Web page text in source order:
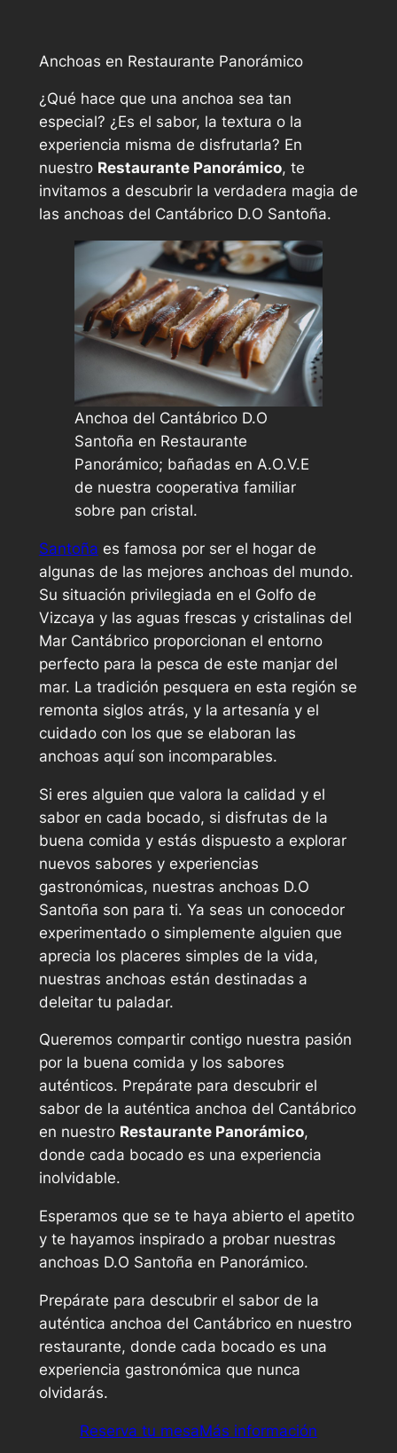
Anchoas en Restaurante Panorámico
¿Qué hace que una anchoa sea tan
especial? ¿Es el sabor, la textura o la
experiencia misma de disfrutarla? En
nuestro Restaurante Panorámico, te
invitamos a descubrir la verdadera magia de
las anchoas del Cantábrico D.O Santoña.
Anchoa del Cantábrico D.O
Santoña en Restaurante
Panorámico; bañadas en A.O.V.E
de nuestra cooperativa familiar
sobre pan cristal.
Santoña es famosa por ser el hogar de
algunas de las mejores anchoas del mundo.
Su situación privilegiada en el Golfo de
Vizcaya y las aguas frescas y cristalinas del
Mar Cantábrico proporcionan el entorno
perfecto para la pesca de este manjar del
mar. La tradición pesquera en esta región se
remonta siglos atrás, y la artesanía y el
cuidado con los que se elaboran las
anchoas aquí son incomparables.
Si eres alguien que valora la calidad y el
sabor en cada bocado, si disfrutas de la
buena comida y estás dispuesto a explorar
nuevos sabores y experiencias
gastronómicas, nuestras anchoas D.O
Santoña son para ti. Ya seas un conocedor
experimentado o simplemente alguien que
aprecia los placeres simples de la vida,
nuestras anchoas están destinadas a
deleitar tu paladar.
Queremos compartir contigo nuestra pasión
por la buena comida y los sabores
auténticos. Prepárate para descubrir el
sabor de la auténtica anchoa del Cantábrico
en nuestro Restaurante Panorámico,
donde cada bocado es una experiencia
inolvidable.
Esperamos que se te haya abierto el apetito
y te hayamos inspirado a probar nuestras
anchoas D.O Santoña en Panorámico.
Prepárate para descubrir el sabor de la
auténtica anchoa del Cantábrico en nuestro
restaurante, donde cada bocado es una
experiencia gastronómica que nunca
olvidarás.
Reserva tu mesaMás información